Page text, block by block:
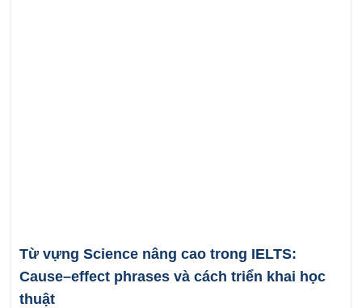
Từ vựng Science nâng cao trong IELTS:
Cause–effect phrases và cách triển khai học
thuật